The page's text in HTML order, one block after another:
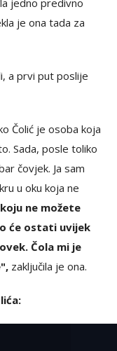
jedno predivno
je ona tada za
a prvi put poslije
Čolić je osoba koja
Sada, posle toliko
čovjek. Ja sam
u oku koja ne
ne možete
će ostati uvijek
Čola mi je
zaključila je ona.